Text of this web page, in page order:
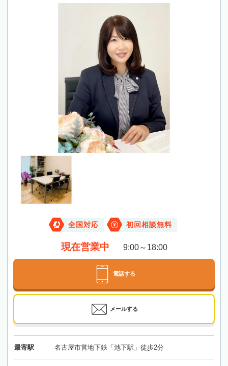
全国対応 初回相談無料
現在営業中 9:00～18:00
電話する
メールする
最寄駅 名古屋市営地下鉄「池下駅」徒歩2分